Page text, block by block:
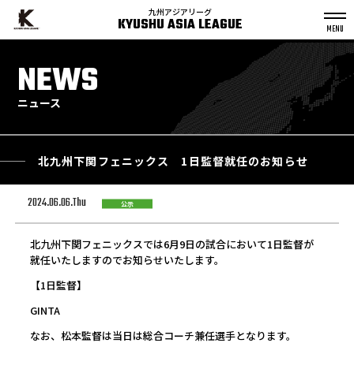
九州アジアリーグ
KYUSHU ASIA LEAGUE
NEWS
ニュース
北九州下関フェニックス 1日監督就任のお知らせ
2024.06.06.Thu 公示
北九州下関フェニックスでは6月9日の試合において1日監督が
就任いたしますのでお知らせいたします。
【1日監督】
GINTA
なお、松本監督は当日は総合コーチ兼任選手となります。